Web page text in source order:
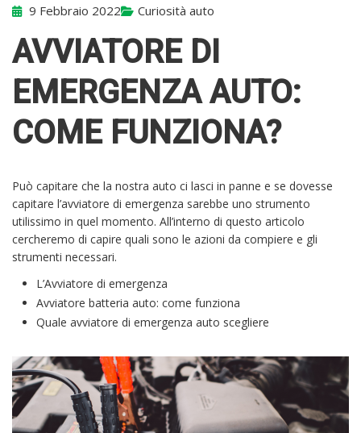
9 Febbraio 2022 Curiosità auto
AVVIATORE DI
EMERGENZA AUTO:
COME FUNZIONA?
Può capitare che la nostra auto ci lasci in panne e se dovesse
capitare l’avviatore di emergenza sarebbe uno strumento
utilissimo in quel momento. All’interno di questo articolo
cercheremo di capire quali sono le azioni da compiere e gli
strumenti necessari.
L’Avviatore di emergenza
Avviatore batteria auto: come funziona
Quale avviatore di emergenza auto scegliere